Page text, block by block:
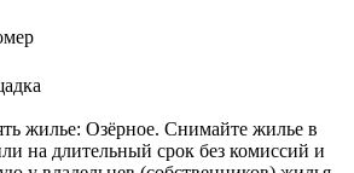
жилье: Озёрное. Снимайте жилье в
на длительный срок без комиссий и